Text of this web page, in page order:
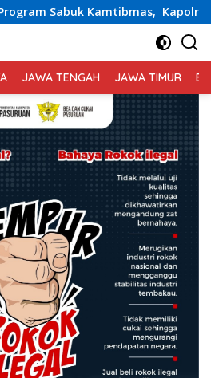
Karangasem Salurkan
JAWA TENGAH JAWA TIMUR